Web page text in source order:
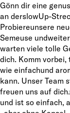
Gönn dir eine
an derslowUp-
Probiereunsere
Semeuse
warten viele tolle
dich. Komm
wie einfachund
kann. Unser Team
freuen uns auf
und ist so einfach,